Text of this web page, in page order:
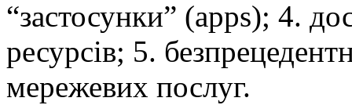
“застосунки” (аpps); 4.
ресурсів; 5.
мережевих послуг.